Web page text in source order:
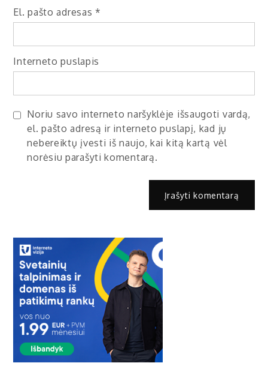
El. pašto adresas *
Interneto puslapis
Noriu savo interneto naršyklėje išsaugoti vardą,
el. pašto adresą ir interneto puslapį, kad jų
nebereiktų įvesti iš naujo, kai kitą kartą vėl
norėsiu parašyti komentarą.